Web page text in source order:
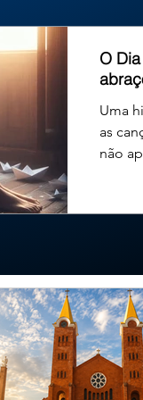
O
Uma
as
não apaga. Imagem